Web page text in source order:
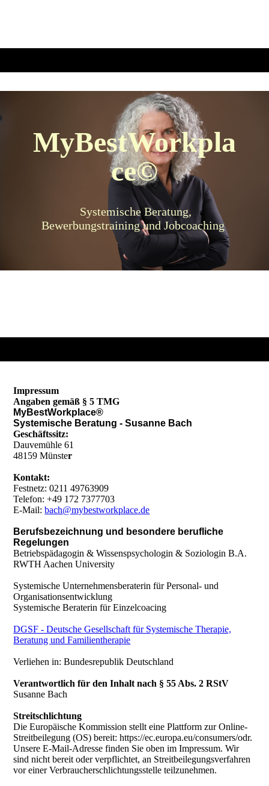
MyBestWorkpla
ce©
Systemische Beratung,
Bewerbungstraining und Jobcoaching
Impressum
Angaben gemäß § 5 TMG
MyBestWorkplace®
Systemische Beratung - Susanne Bach
Geschäftssitz:
Dauvemühle 61
48159 Münster
Kontakt:
Festnetz: 0211 49763909
Telefon: +49 172 7377703
E-Mail:bach@mybestworkplace.de
Berufsbezeichnung und besondere berufliche
Regelungen
Betriebspädagogin & Wissenspsychologin & Soziologin B.A.
RWTH Aachen University
Systemische Unternehmensberaterin für Personal- und
Organisationsentwicklung
Systemische Beraterin für Einzelcoacing
DGSF - Deutsche Gesellschaft für Systemische Therapie,
Beratung und Familientherapie
Verliehen in: Bundesrepublik Deutschland
Verantwortlich für den Inhalt nach § 55 Abs. 2 RStV
Susanne Bach
Streitschlichtung
Die Europäische Kommission stellt eine Plattform zur Online-
Streitbeilegung (OS) bereit: https://ec.europa.eu/consumers/odr.
Unsere E-Mail-Adresse finden Sie oben im Impressum. Wir
sind nicht bereit oder verpflichtet, an Streitbeilegungsverfahren
vor einer Verbraucherschlichtungsstelle teilzunehmen.